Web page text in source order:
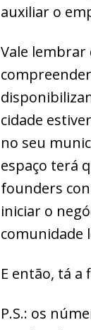
auxiliar o
Vale lembrar
cidade
no seu
espaço terá
founders
iniciar o
comunidade
E então, tá a
P.S.: os